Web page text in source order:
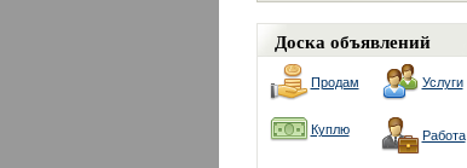
Доска объявлений
Продам Услуги
Куплю Работа